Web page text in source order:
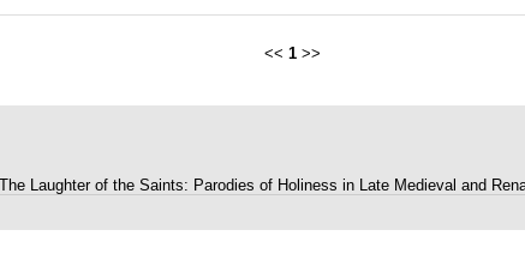
<< 1 >>
The Laughter of the Saints: Parodies of Holiness in Late Medieval and